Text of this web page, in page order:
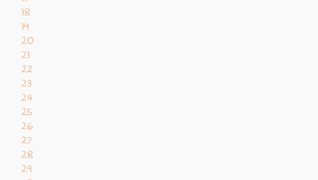
18
19
20
21
22
23
24
25
26
27
28
29